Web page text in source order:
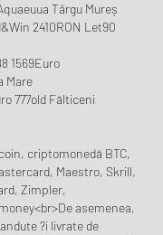
Târgu Mureș
2410RON Let90
1569Euro
Mare
777old Fălticeni
criptomonedă BTC,
Maestro, Skrill,
Zimpler,
asemenea,
?i livrate de